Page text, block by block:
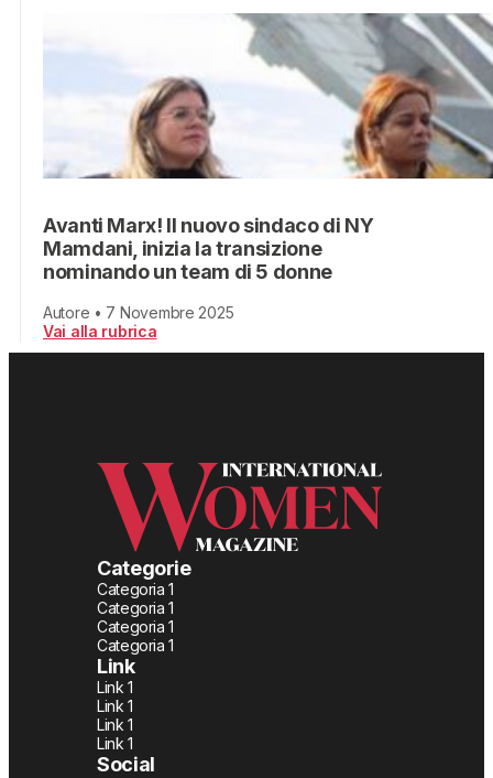
Avanti Marx! Il nuovo sindaco di NY
Mamdani, inizia la transizione
nominando un team di 5 donne
Autore • 7 Novembre 2025
Vai alla rubrica
Categorie
Categoria 1
Categoria 1
Categoria 1
Categoria 1
Link
Link 1
Link 1
Link 1
Link 1
Social